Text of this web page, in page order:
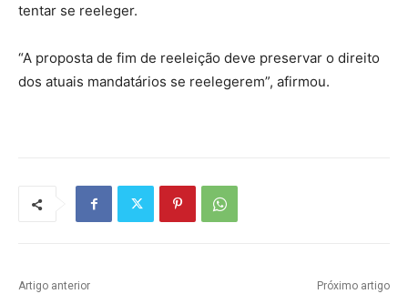
tentar se reeleger.
“A proposta de fim de reeleição deve preservar o direito
dos atuais mandatários se reelegerem”, afirmou.
Artigo anterior Próximo artigo